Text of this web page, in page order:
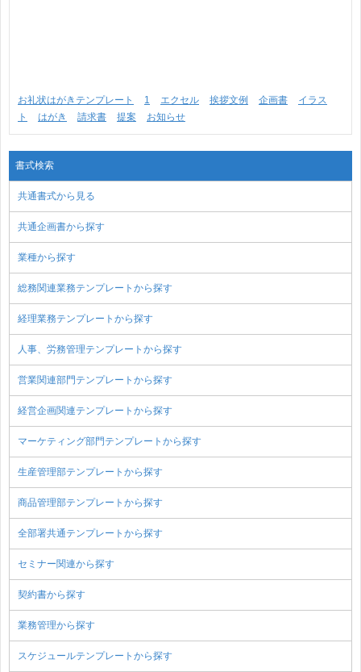
お礼状はがきテンプレート 1 エクセル 挨拶文例 企画書
イラス
ト
はがき 請求書 提案 お知らせ
書式検索
共通書式から見る
共通企画書から探す
業種から探す
総務関連業務テンプレートから探す
経理業務テンプレートから探す
人事、労務管理テンプレートから探す
営業関連部門テンプレートから探す
経営企画関連テンプレートから探す
マーケティング部門テンプレートから探す
生産管理部テンプレートから探す
商品管理部テンプレートから探す
全部署共通テンプレートから探す
セミナー関連から探す
契約書から探す
業務管理から探す
スケジュールテンプレートから探す